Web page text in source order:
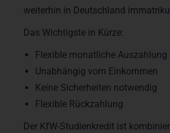
weiterhin in Deutschland
Das Wichtigste in Kürze:
Flexible monatliche Auszahlung
Unabhängig vom Einkommen
Keine Sicherheiten notwendig
Flexible Rückzahlung
Der KfW-Studienkredit ist